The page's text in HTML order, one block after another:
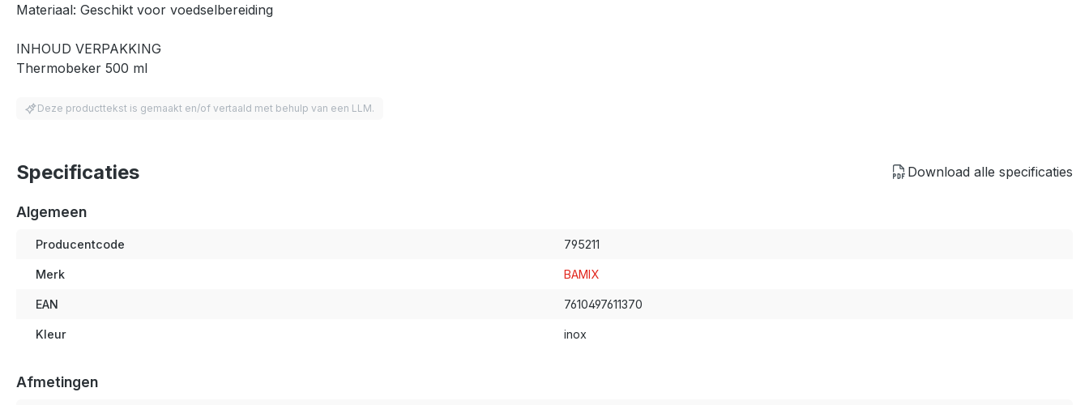
Materiaal: Geschikt voor voedselbereiding
INHOUD VERPAKKING
Thermobeker 500 ml
Deze producttekst is gemaakt en/of vertaald met behulp van een LLM.
Specificaties Download alle specificaties
Algemeen
Producentcode 795211
Merk BAMIX
EAN 7610497611370
Kleur inox
Afmetingen